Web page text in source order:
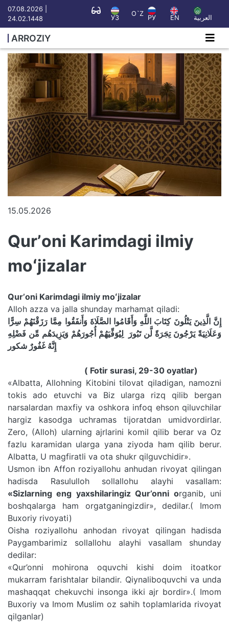
07.08.2026 |
24.02.1448
УЗ
O`Z
РУ EN العربية
ARROZIY
15.05.2026
Qurʼoni Karimdagi ilmiy
moʻjizalar
Qurʼoni Karimdagi ilmiy moʻjizalar
Alloh azza va jalla shunday marhamat qiladi:
إِنَّ الَّذِينَ يَتْلُونَ كِتَابَ اللَّهِ وَأَقَامُوا الصَّلَاةَ وَأَنفَقُوا مِمَّا رَزَقْنَهُمْ سِرًّا
وَعَلَانِيَةً يَرْجُونَ تِجَرَةً لَّن تَبُورَ لِيُوَفِّيَهُمْ أُجُورَهُمْ وَيَزِيدَهُم مِّن فَضْلِهِ
إِنَّهُ غَفُورٌ شكور
( Fotir surasi, 29-30 oyatlar)
«Albatta, Allohning Kitobini tilovat qiladigan, namozni
tokis ado etuvchi va Biz ularga rizq qilib bergan
narsalardan maxfiy va oshkora infoq ehson qiluvchilar
hargiz kasodga uchramas tijoratdan umidvordirlar.
Zero, (Alloh) ularning ajrlarini komil qilib berar va Oz
fazlu karamidan ularga yana ziyoda ham qilib berur.
Albatta, U magfiratli va ota shukr qilguvchidir».
Usmon ibn Affon roziyallohu anhudan rivoyat qilingan
hadisda Rasululloh sollallohu alayhi vasallam:
«Sizlarning eng yaxshilaringiz Qur’onni organib, uni
boshqalarga ham orgatganingizdir», dedilar.( Imom
Buxoriy rivoyati)
Oisha roziyallohu anhodan rivoyat qilingan hadisda
Paygambarimiz sollallohu alayhi vasallam shunday
dedilar:
«Qur’onni mohirona oquvchi kishi doim itoatkor
mukarram farishtalar bilandir. Qiynaliboquvchi va unda
mashaqqat chekuvchi insonga ikki ajr bordir».( Imom
Buxoriy va Imom Muslim oz sahih toplamlarida rivoyat
qilganlar)